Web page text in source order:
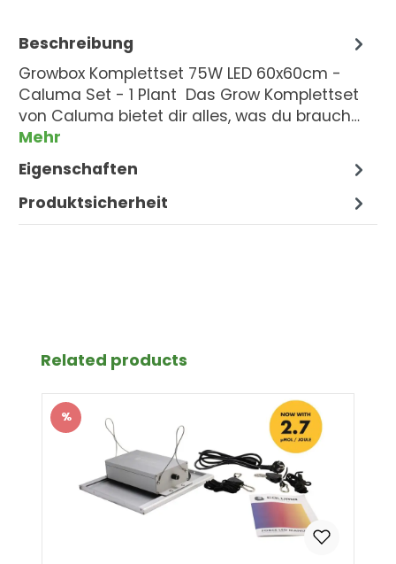
Beschreibung
Growbox Komplettset 75W LED 60x60cm -
Caluma Set - 1 Plant Das Grow Komplettset
von Caluma bietet dir alles, was du brauch…
Mehr
Eigenschaften
Produktsicherheit
Produktgalerie überspringen
Related products
Rabatt
%